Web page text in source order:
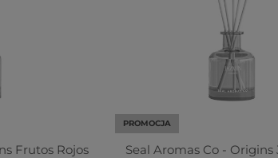
Frutos Rojos
PROMOCJA
Seal Aromas Co - Origins